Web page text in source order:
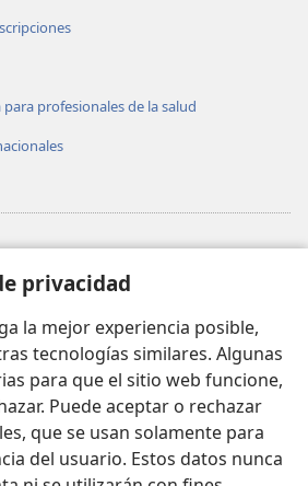
privacidad
la mejor experiencia posible,
tecnologías similares. Algunas
para que el sitio web funcione,
Puede aceptar o rechazar
que se usan solamente para
del usuario. Estos datos nunca
profesionales de la salud
Watchtower™